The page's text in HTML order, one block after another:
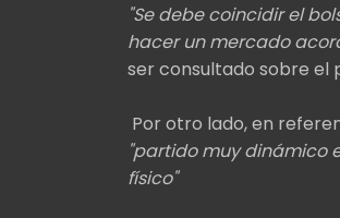
"Se debe coincidir el
hacer un mercado
ser consultado sobre el
Por otro lado, en
"partido muy dinámico
físico"